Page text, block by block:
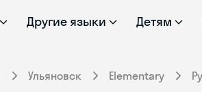
Другие языки Детям
Ульяновск Elementary